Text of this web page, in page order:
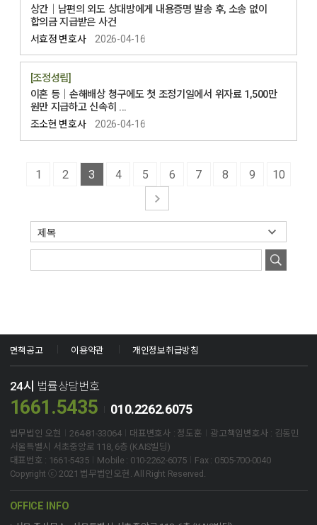
상간│남편의 외도 상대방에게 내용증명 발송 후, 소송 없이
합의금 지급받은 사건
서효정 변호사 2026-04-16
[조정성립]
이혼 등│손해배상 청구에도 첫 조정기일에서 위자료 1,500만
원만 지급하고 신속히 ...
조소현 변호사 2026-04-16
1 2 3 4 5 6 7 8 9 10
면책공고 이용약관 개인정보취급방침
24시 법률상담번호
1661.5435 010.2262.6075
법무법인 오현 264-81-33064 대표변호사 : 정도훈
광고책임변호사 : 김동민
서울특별시 서초중앙로 118, 6층 (KAIS빌딩)
대표번호 : 1661-5435
Mobile : 010-2262-6075
Fax : 0505-700-0040
Copyright ⓒ 2021 법무법인오현. All Right Reserved.
OFFICE INFO